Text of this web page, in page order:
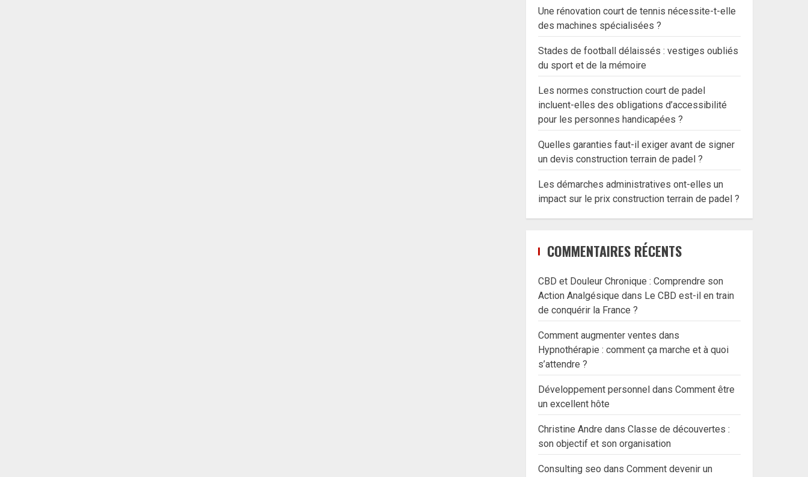
Une rénovation court de tennis nécessite-t-elle
des machines spécialisées ?
Stades de football délaissés : vestiges oubliés
du sport et de la mémoire
Les normes construction court de padel
incluent-elles des obligations d’accessibilité
pour les personnes handicapées ?
Quelles garanties faut-il exiger avant de signer
un devis construction terrain de padel ?
Les démarches administratives ont-elles un
impact sur le prix construction terrain de padel ?
COMMENTAIRES RÉCENTS
CBD et Douleur Chronique : Comprendre son
Action Analgésique dans Le CBD est-il en train
de conquérir la France ?
Comment augmenter ventes dans
Hypnothérapie : comment ça marche et à quoi
s’attendre ?
Développement personnel dansComment être
un excellent hôte
Christine Andre dansClasse de découvertes :
son objectif et son organisation
Consulting seo dansComment devenir un